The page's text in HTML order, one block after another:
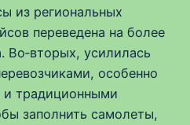
из региональных
переведена на более
Во‑вторых, усилилась
особенно
традиционными
заполнить самолеты,